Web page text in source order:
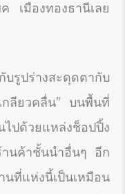
เมืองทองธานีเลย
บรูปร่างสะดุดตากับ
กลียวคลื่น” บนพื้นที่
ปด้วยแหล่งช็อปปิ้ง
นค้าชั้นนำอื่นๆ อีก
ที่แห่งนี้เป็นเหมือน